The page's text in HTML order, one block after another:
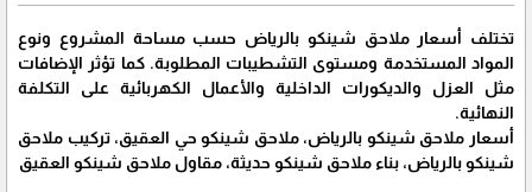
تختلف أسعار ملاحق شينكو بالرياض حسب مساحة المشروع ونوع
المواد المستخدمة ومستوى التشطيبات المطلوبة. كما تؤثر الإضافات
مثل العزل والديكورات الداخلية والأعمال الكهربائية على التكلفة
النهائية.
أسعار ملاحق شينكو بالرياض، ملاحق شينكو حي العقيق، تركيب ملاحق
شينكو بالرياض، بناء ملاحق شينكو حديثة، مقاول ملاحق شينكو العقيق